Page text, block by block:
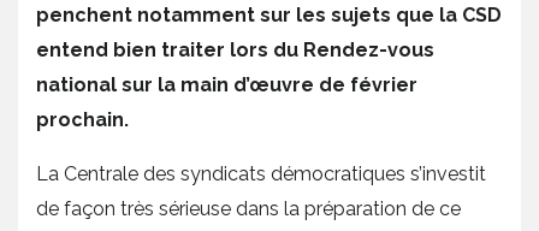
penchent notamment sur les sujets que la CSD
entend bien traiter lors du Rendez-vous
national sur la main d’œuvre de février
prochain.
La Centrale des syndicats démocratiques s’investit
de façon très sérieuse dans la préparation de ce